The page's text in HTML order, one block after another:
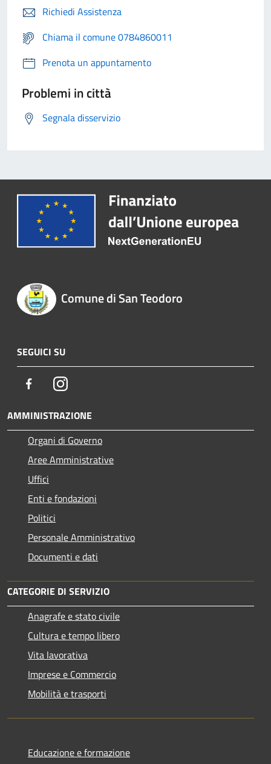
Richiedi Assistenza
Chiama il comune 0784860011
Prenota un appuntamento
Problemi in città
Segnala disservizio
Comune di San Teodoro
SEGUICI SU
FacebookInstagram
AMMINISTRAZIONE
Organi di Governo
Aree Amministrative
Uffici
Enti e fondazioni
Politici
Personale Amministrativo
Documenti e dati
CATEGORIE DI SERVIZIO
Anagrafe e stato civile
Cultura e tempo libero
Vita lavorativa
Imprese e Commercio
Mobilità e trasporti
Educazione e formazione